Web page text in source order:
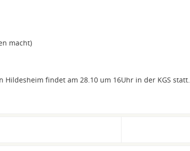
macht)
Hildesheim findet am 28.10 um 16Uhr in der KGS statt.